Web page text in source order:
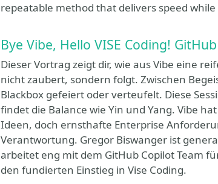
repeatable method that delivers speed
Bye Vibe, Hello VISE Coding!
Dieser Vortrag zeigt dir, wie aus Vibe eine
nicht zaubert, sondern folgt. Zwischen
Blackbox gefeiert oder verteufelt. Diese
findet die Balance wie Yin und Yang. Vibe
Ideen, doch ernsthafte Enterprise
Verantwortung. Gregor Biswanger ist
arbeitet eng mit dem GitHub Copilot Team
den fundierten Einstieg in Vise Coding.